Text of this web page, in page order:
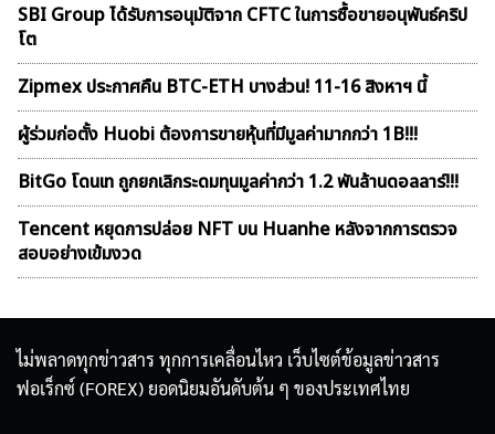
SBI Group ได้รับการอนุมัติจาก CFTC ในการซื้อขายอนุพันธ์คริป
โต
Zipmex ประกาศคืน BTC-ETH บางส่วน! 11-16 สิงหาฯ นี้
ผู้ร่วมก่อตั้ง Huobi ต้องการขายหุ้นที่มีมูลค่ามากกว่า 1B!!!
BitGo โดนเท ถูกยกเลิกระดมทุนมูลค่ากว่า 1.2 พันล้านดอลลาร์!!!
Tencent หยุดการปล่อย NFT บน Huanhe หลังจากการตรวจ
สอบอย่างเข้มงวด
ไม่พลาดทุกข่าวสาร ทุกการเคลื่อนไหว เว็บไซต์ข้อมูลข่าวสาร
ฟอเร็กซ์ (FOREX) ยอดนิยมอันดับต้น ๆ ของประเทศไทย